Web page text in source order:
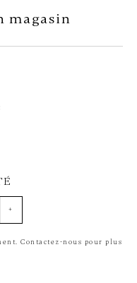
magasin
+
Contactez-nous pour plus